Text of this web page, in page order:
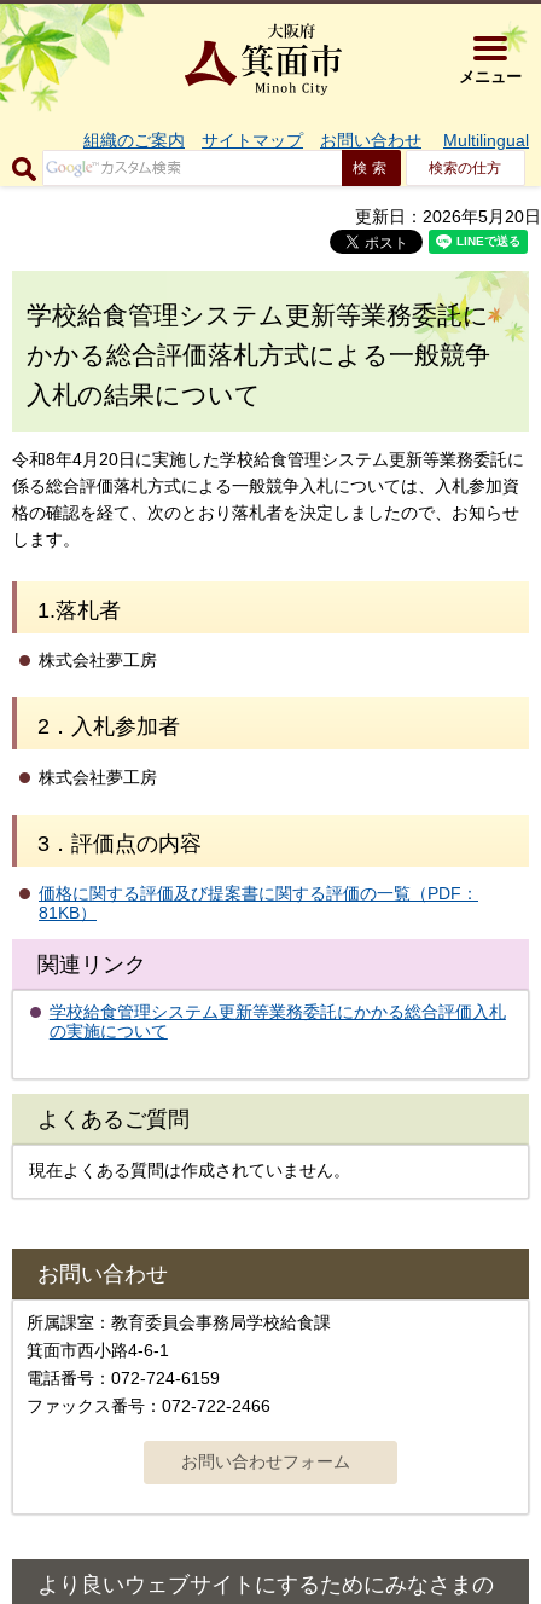
大阪府箕
メニュー
組織のご案内 サイトマップ お問い合わせ Multilingual
検索の仕方
更新日：2026年5月20日
学校給食管理システム更新等業務委託に
かかる総合評価落札方式による一般競争
入札の結果について
令和8年4月20日に実施した学校給食管理システム更新等業務委託に
係る総合評価落札方式による一般競争入札については、入札参加資
格の確認を経て、次のとおり落札者を決定しましたので、お知らせ
します。
1.落札者
株式会社夢工房
2．入札参加者
株式会社夢工房
3．評価点の内容
価格に関する評価及び提案書に関する評価の一覧（PDF：
81KB）
関連リンク
学校給食管理システム更新等業務委託にかかる総合評価入札
の実施について
よくあるご質問
現在よくある質問は作成されていません。
お問い合わせ
所属課室：教育委員会事務局学校給食課
箕面市西小路4-6-1
電話番号：072-724-6159
ファックス番号：072-722-2466
より良いウェブサイトにするためにみなさまの